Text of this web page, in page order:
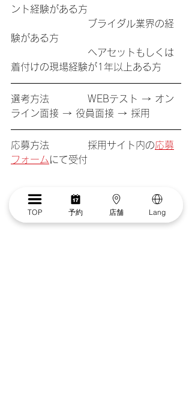
ント経験がある方
ブライダル業界の経
験がある方
ヘアセットもしくは
着付けの現場経験が1年以上ある方
選考方法　　　　WEBテスト → オン
ライン面接 → 役員面接 → 採用
応募方法　　　　採用サイト内の応募
フォーム にて受付
TOP 予約 店舗 Lang